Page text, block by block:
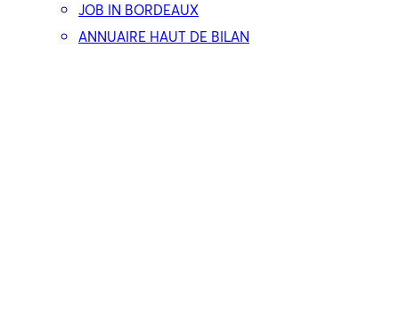
JOB IN BORDEAUX
ANNUAIRE HAUT DE BILAN